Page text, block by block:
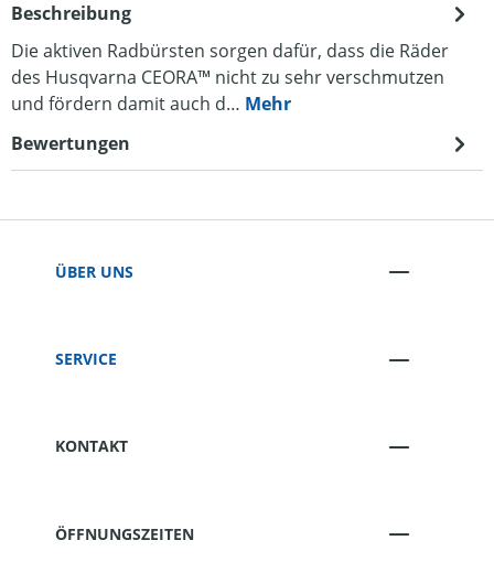
Beschreibung
Die aktiven Radbürsten sorgen dafür, dass die Räder
des Husqvarna CEORA™ nicht zu sehr verschmutzen
und fördern damit auch d… Mehr
Bewertungen
ÜBER UNS
SERVICE
KONTAKT
ÖFFNUNGSZEITEN